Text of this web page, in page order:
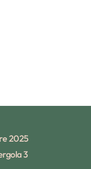
2025
3